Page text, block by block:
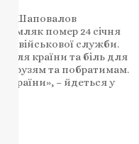
Шаповалов
помер 24 січня
військової служби.
для країни та біль для
друзям та побратимам.
України», – йдеться у